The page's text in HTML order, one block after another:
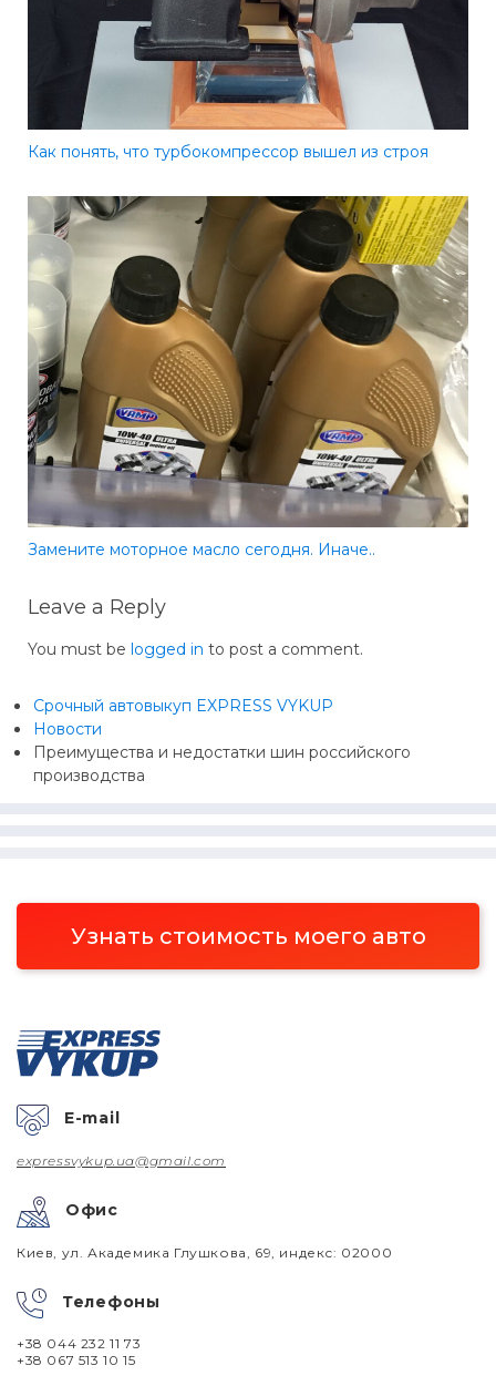
Как понять, что турбокомпрессор вышел из строя
Замените моторное масло сегодня. Иначе..
Leave a Reply
You must be logged in to post a comment.
Срочный автовыкуп EXPRESS VYKUP
Новости
Преимущества и недостатки шин российского
производства
Узнать стоимость моего авто
E-mail
expressvykup.ua@gmail.com
Офис
Киев, ул. Академика Глушкова, 69, индекс: 02000
Телефоны
+38 044 232 11 73
+38 067 513 10 15